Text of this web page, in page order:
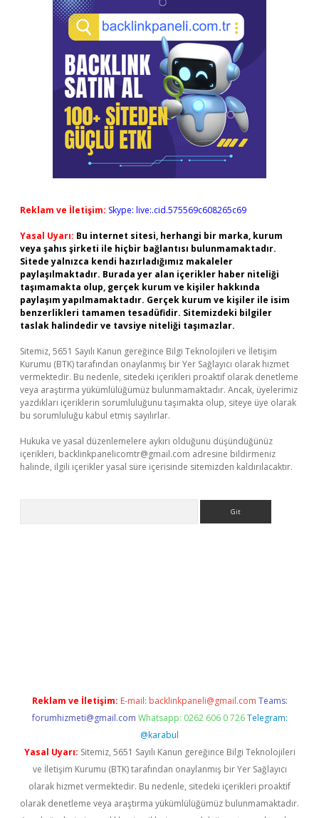
Reklam ve İletişim: Skype: live:.cid.575569c608265c69
Yasal Uyarı: Bu internet sitesi, herhangi bir marka, kurum
veya şahıs şirketi ile hiçbir bağlantısı bulunmamaktadır.
Sitede yalnızca kendi hazırladığımız makaleler
paylaşılmaktadır. Burada yer alan içerikler haber niteliği
taşımamakta olup, gerçek kurum ve kişiler hakkında
paylaşım yapılmamaktadır. Gerçek kurum ve kişiler ile isim
benzerlikleri tamamen tesadüfidir. Sitemizdeki bilgiler
taslak halindedir ve tavsiye niteliği taşımazlar.
Sitemiz, 5651 Sayılı Kanun gereğince Bilgi Teknolojileri ve İletişim
Kurumu (BTK) tarafından onaylanmış bir Yer Sağlayıcı olarak hizmet
vermektedir. Bu nedenle, sitedeki içerikleri proaktif olarak denetleme
veya araştırma yükümlülüğümüz bulunmamaktadır. Ancak, üyelerimiz
yazdıkları içeriklerin sorumluluğunu taşımakta olup, siteye üye olarak
bu sorumluluğu kabul etmiş sayılırlar.
Hukuka ve yasal düzenlemelere aykırı olduğunu düşündüğünüz
içerikleri, backlinkpanelicomtr@gmail.com adresine bildirmeniz
halinde, ilgili içerikler yasal süre içerisinde sitemizden kaldırılacaktır.
Reklam ve İletişim: E-mail: backlinkpaneli@gmail.com Teams:
forumhizmeti@gmail.com Whatsapp: 0262 606 0 726 Telegram:
@karabul
Yasal Uyarı: Sitemiz, 5651 Sayılı Kanun gereğince Bilgi Teknolojileri
ve İletişim Kurumu (BTK) tarafından onaylanmış bir Yer Sağlayıcı
olarak hizmet vermektedir. Bu nedenle, sitedeki içerikleri proaktif
olarak denetleme veya araştırma yükümlülüğümüz bulunmamaktadır.